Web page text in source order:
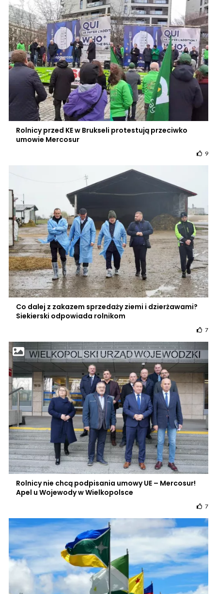
Rolnicy przed KE w Brukseli protestują przeciwko
umowie Mercosur
9
Co dalej z zakazem sprzedaży ziemi i dzierżawami?
Siekierski odpowiada rolnikom
7
Rolnicy nie chcą podpisania umowy UE – Mercosur!
Apel u Wojewody w Wielkopolsce
7